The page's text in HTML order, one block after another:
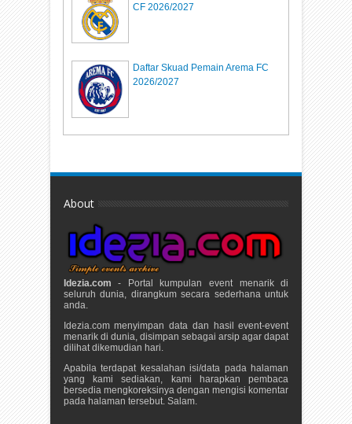
CF 2026/2027
Daftar Skuad Pemain Arema FC
2026/2027
About
Idezia.com - Portal kumpulan event menarik di
seluruh dunia, dirangkum secara sederhana untuk
anda.
Idezia.com menyimpan data dan hasil event-event
menarik di dunia, disimpan sebagai arsip agar dapat
dilihat dikemudian hari.
Apabila terdapat kesalahan isi/data pada halaman
yang kami sediakan, kami harapkan pembaca
bersedia mengkoreksinya dengan mengisi komentar
pada halaman tersebut. Salam.